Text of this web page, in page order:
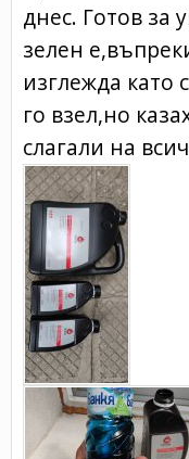
днес. Готов за
зелен
изглежда като
го взел,но
слагали на